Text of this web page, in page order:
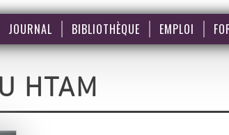
JOURNAL BIBLIOTHÈQUE EMPLOI
HTAM